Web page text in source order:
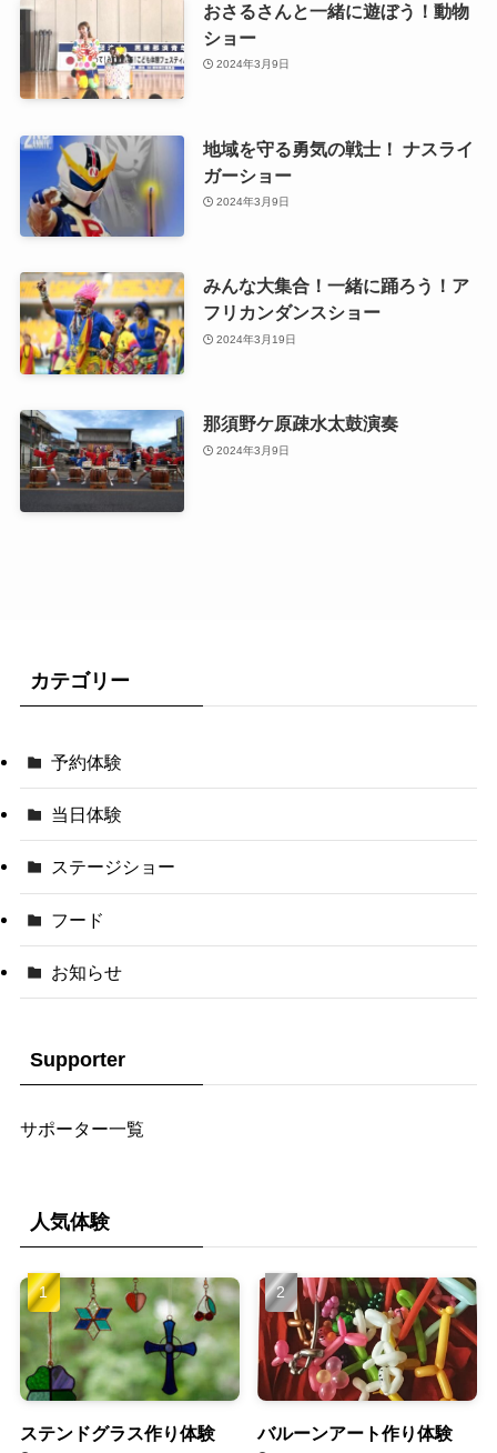
おさるさんと一緒に遊ぼう！動物
ショー
2024年3月9日
地域を守る勇気の戦士！ ナスライ
ガーショー
2024年3月9日
みんな大集合！一緒に踊ろう！ア
フリカンダンスショー
2024年3月19日
那須野ケ原疎水太鼓演奏
2024年3月9日
カテゴリー
予約体験
当日体験
ステージショー
フード
お知らせ
Supporter
サポーター一覧
人気体験
ステンドグラス作り体験 バルーンアート作り体験